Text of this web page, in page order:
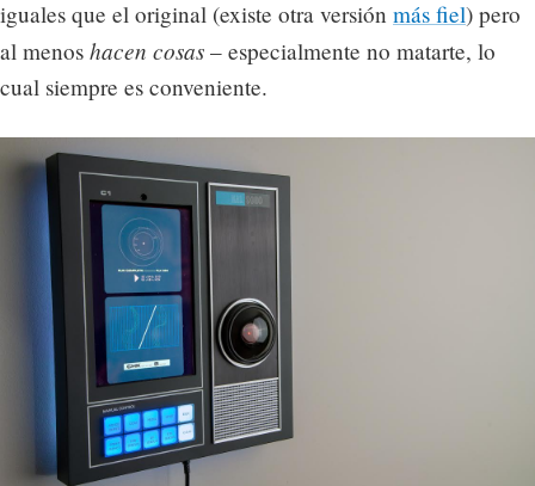
iguales que el original (existe otra versión más fiel) pero
al menos hacen cosas – especialmente no matarte, lo
cual siempre es conveniente.